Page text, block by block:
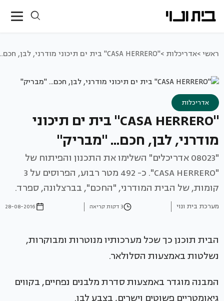
ראשי >אדריכלות >"CASA HERRERO" בית ים תיכוני מודרני, לבן, חכם... "מבריק"
אדריכלות
"CASA HERRERO" בית ים תיכוני
מודרני, לבן, חכם... "מבריק"
"08023 אדריכלים" השלימו את התכנון והפיתוח של
"CASA HERRERO". כ- 492 מטר רבוע, הפרוסים על 3
קומות, של הבית המודרני, "החכם", בברצלונה, ספרד.
מערכת בית ונוי 3 דקות קריאה 28-08-2016
הבית תוכנן כך שכל מערכותיו מנוטרות ומבוקרות,
נשלטות באמצעות הסלולאר.
המבנה מוגדר באמצעות סדרת מלבנים נפחיים, בקווים
גיאומטריים פשוטים וישרים, בצבע לבן.